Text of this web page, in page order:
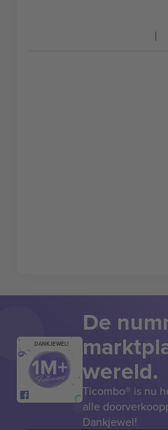
DANKJEWEL!
De
wereld.
Ticombo® is nu
alle
Dankjewel!